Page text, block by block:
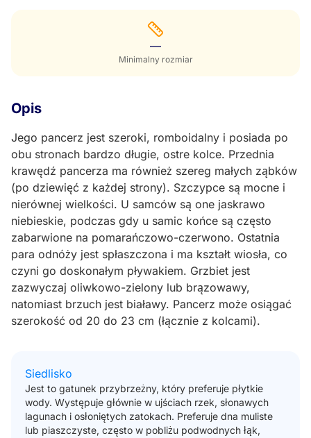
—
Minimalny rozmiar
Opis
Jego pancerz jest szeroki, romboidalny i posiada po
obu stronach bardzo długie, ostre kolce. Przednia
krawędź pancerza ma również szereg małych ząbków
(po dziewięć z każdej strony). Szczypce są mocne i
nierównej wielkości. U samców są one jaskrawo
niebieskie, podczas gdy u samic końce są często
zabarwione na pomarańczowo-czerwono. Ostatnia
para odnóży jest spłaszczona i ma kształt wiosła, co
czyni go doskonałym pływakiem. Grzbiet jest
zazwyczaj oliwkowo-zielony lub brązowawy,
natomiast brzuch jest białawy. Pancerz może osiągać
szerokość od 20 do 23 cm (łącznie z kolcami).
Siedlisko
Jest to gatunek przybrzeżny, który preferuje płytkie
wody. Występuje głównie w ujściach rzek, słonawych
lagunach i osłoniętych zatokach. Preferuje dna muliste
lub piaszczyste, często w pobliżu podwodnych łąk,